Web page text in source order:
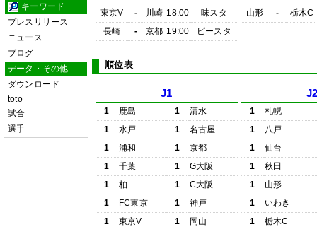
キーワード
プレスリリース
ニュース
ブログ
データ・その他
ダウンロード
toto
試合
選手
東京V
- 川崎 18:00
味スタ
長崎
- 京都 19:00 ピースタ
山形
- 栃木C
順位表
J1
1 鹿島 1
清水
1
水戸 1
名古屋
1
浦和 1
京都
1
千葉 1
G大阪
1
柏 1
C大阪
1
FC東京 1
神戸
1
東京V 1
岡山
1
札幌
1
八戸
1
仙台
1
秋田
1
山形
1
いわき
1
栃木C